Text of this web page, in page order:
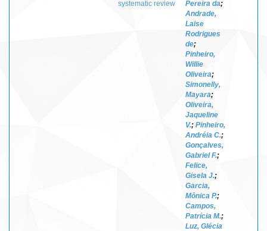
systematic review
Pereira da;
Andrade,
Laise
Rodrigues
de;
Pinheiro,
Willie
Oliveira;
Simonelly,
Mayara;
Oliveira,
Jaqueline
V.; Pinheiro,
Andréia C.;
Gonçalves,
Gabriel F.;
Felice,
Gisela J.;
Garcia,
Mônica P.;
Campos,
Patrícia M.;
Luz, Glécia